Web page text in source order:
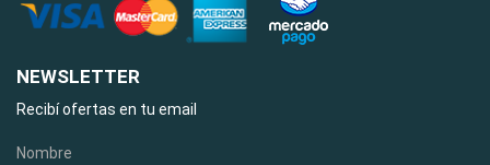
NEWSLETTER
Recibí ofertas en tu email